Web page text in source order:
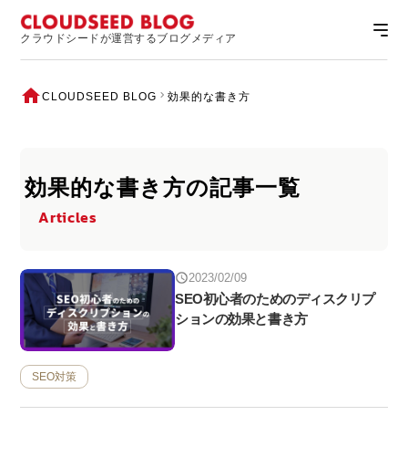
クラウドシードが運営するブログメディア
CLOUDSEED BLOG 効果的な書き方
効果的な書き方の記事一覧
Articles
2023/02/09
SEO初心者のためのディスクリプ
ションの効果と書き方
SEO対策